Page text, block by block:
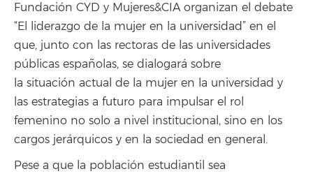
Fundación CYD y Mujeres&CIA organizan el debate
“El liderazgo de la mujer en la universidad” en el
que, junto con las rectoras de las universidades
públicas españolas, se dialogará sobre
la situación actual de la mujer en la universidad y
las estrategias a futuro para impulsar el rol
femenino no solo a nivel institucional, sino en los
cargos jerárquicos y en la sociedad en general.
Pese a que la población estudiantil sea